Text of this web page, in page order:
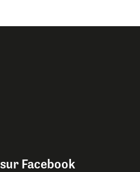
Facebook